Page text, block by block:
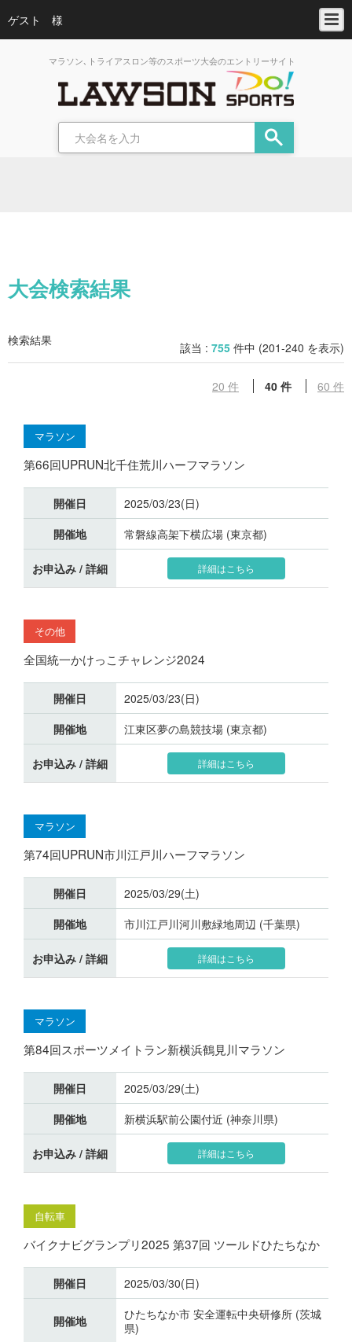
ゲスト 様
マラソン､トライアスロン等のスポーツ大会のエントリーサイト
大会検索結果
検索結果 該当 : 755 件中 (201-240 を表示)
20 件 40 件 60 件
マラソン
第66回UPRUN北千住荒川ハーフマラソン
開催日
2025/03/23(日)
開催地
常磐線高架下横広場 (東京都)
お申込み / 詳細 詳細はこちら
その他
全国統一かけっこチャレンジ2024
開催日
2025/03/23(日)
開催地
江東区夢の島競技場 (東京都)
お申込み / 詳細 詳細はこちら
マラソン
第74回UPRUN市川江戸川ハーフマラソン
開催日
2025/03/29(土)
開催地
市川江戸川河川敷緑地周辺 (千葉県)
お申込み / 詳細 詳細はこちら
マラソン
第84回スポーツメイトラン新横浜鶴見川マラソン
開催日
2025/03/29(土)
開催地
新横浜駅前公園付近 (神奈川県)
お申込み / 詳細 詳細はこちら
自転車
バイクナビグランプリ2025 第37回 ツールドひたちなか
開催日 2025/03/30(日)
開催地
ひたちなか市 安全運転中央研修所 (茨城
県)